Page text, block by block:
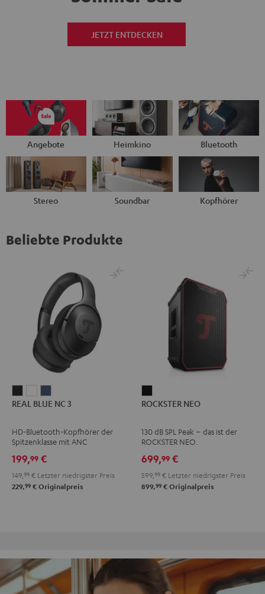
JETZT ENTDECKEN
Angebote Heimkino Bluetooth
Stereo Soundbar Kopfhörer
Beliebte Produkte
BLUE
3
Night
Black
BLUE
3
Pearl
White
BLUE
3
Steel
REAL BLUE NC 3
HD-Bluetooth-Kopfhörer der
Spitzenklasse mit ANC
199,99 €
149, 99 € Letzter niedrigster Preis
229,99 € Originalpreis
NEO
ROCKSTER NEO
130 dB SPL Peak – das ist der
ROCKSTER NEO.
699,99 €
599, 99 € Letzter niedrigster Preis
899,99 € Originalpreis